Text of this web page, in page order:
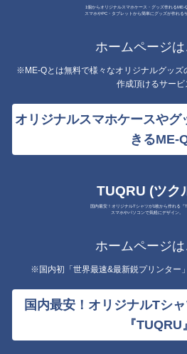
1個からオリジナルスマホケース・グッズ作れるME-
スマホやPC・タブレットから簡単にグッズが作れる
ホームページは
※ME-Qとは無料で様々なオリジナルグッズ
作成頂けるサービ
オリジナルスマホケースやグ
きるME-
TUQRU (ツク
国内最安！オリジナルTシャツが1枚から作れる『
スマホやパソコンで気軽にデザイン。
ホームページは
※国内初「世界最速&最新鋭プリンター
国内最安！オリジナルTシ
『TUQRU』